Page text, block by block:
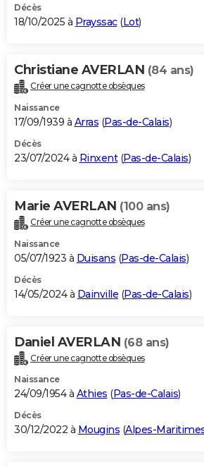
S'inscrire
Se connecter
Lycées
Collèges
Primaires
Universités
Entreprises
Service militaire
Avis de recherche
AVIS DE DÉCÈS
Bricolage
Lifestyle
Culture
Sport
Auto
Television
Voyage
Cinema
Décès
18/10/2025 à Prayssac(Lot)
Christiane AVERLAN (84 ans)
Créer une cagnotte obsèques
Naissance
17/09/1939 à Arras (Pas-de-Calais)
Décès
23/07/2024 à Rinxent(Pas-de-Calais)
Marie AVERLAN (100 ans)
Créer une cagnotte obsèques
Naissance
05/07/1923 à Duisans (Pas-de-Calais)
Décès
14/05/2024 à Dainville (Pas-de-Calais)
Daniel AVERLAN (68 ans)
Créer une cagnotte obsèques
Naissance
24/09/1954 à Athies (Pas-de-Calais)
Décès
30/12/2022 à Mougins (Alpes-